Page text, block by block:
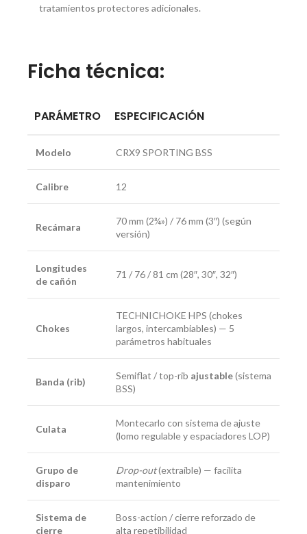
tratamientos protectores adicionales.
Ficha técnica:
PARÁMETRO ESPECIFICACIÓN
Modelo CRX9 SPORTING BSS
Calibre 12
Recámara
70 mm (2¾») / 76 mm (3″) (según
versión)
Longitudes
de cañón
71 / 76 / 81 cm (28″, 30″, 32″)
Chokes
TECHNICHOKE HPS (chokes
largos, intercambiables) — 5
parámetros habituales
Banda (rib)
Semiflat / top-rib ajustable(sistema
BSS)
Culata
Montecarlo con sistema de ajuste
(lomo regulable y espaciadores LOP)
Grupo de
disparo
Drop-out(extraíble) — facilita
mantenimiento
Sistema de
cierre
Boss-action / cierre reforzado de
alta repetibilidad